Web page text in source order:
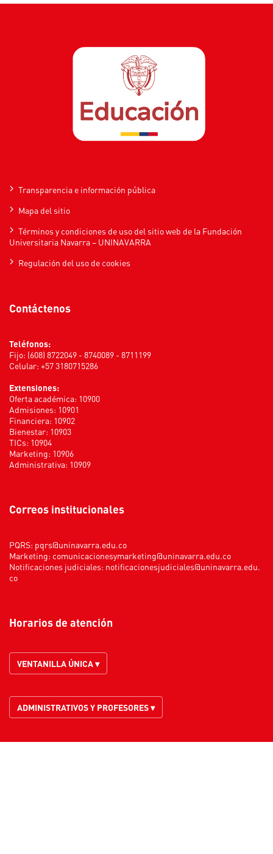
Transparencia e información pública
Mapa del sitio
Términos y condiciones de uso del sitio web de la Fundación
Universitaria Navarra – UNINAVARRA
Regulación del uso de cookies
Contáctenos
Teléfonos:
Fijo: (608) 8722049 - 8740089 - 8711199
Celular: +57 3180715286
Extensiones:
Oferta académica: 10900
Admisiones: 10901
Financiera: 10902
Bienestar: 10903
TICs: 10904
Marketing: 10906
Administrativa: 10909
Correos institucionales
PQRS: pqrs@uninavarra.edu.co
Marketing: comunicacionesymarketing@uninavarra.edu.co
Notificaciones judiciales: notificacionesjudiciales@uninavarra.edu.
co
Horarios de atención
VENTANILLA ÚNICA ▾
ADMINISTRATIVOS Y PROFESORES ▾